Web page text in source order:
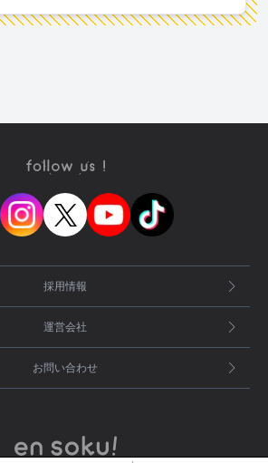
採用情報
運営会社
お問い合わせ